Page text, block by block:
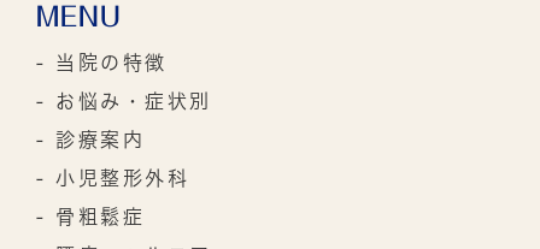
MENU
- 当院の特徴
- お悩み・症状別
- 診療案内
- 小児整形外科
- 骨粗鬆症